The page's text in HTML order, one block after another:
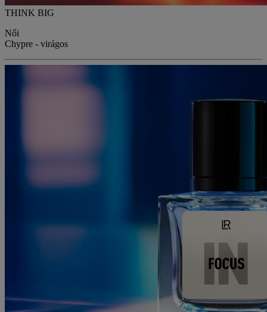
THINK BIG
Női
Chypre - virágos